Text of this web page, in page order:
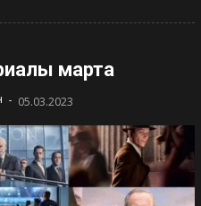
марта
- 05.03.2023